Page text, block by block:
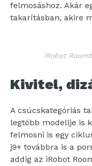
felmosáshoz. Akár
takarításban, akire
iRobot
Kivitel,
A csúcskategóriás
legtöbb modellje is
felmosni is egy
j9+ továbbra is a
addig az iRobot